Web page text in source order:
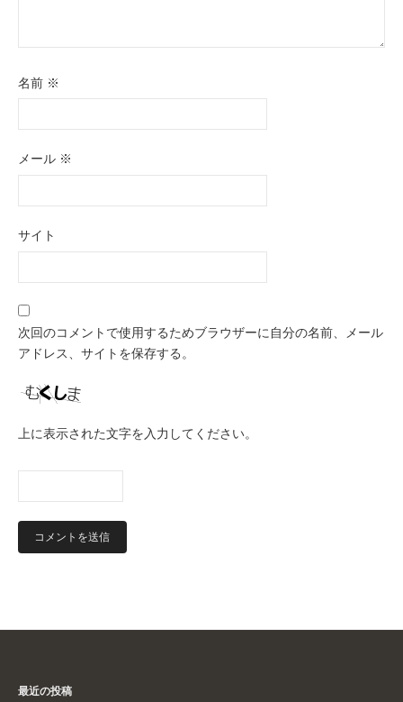
名前 ※
メール ※
サイト
次回のコメントで使用するためブラウザーに自分の名前、メール
アドレス、サイトを保存する。
上に表示された文字を入力してください。
最近の投稿